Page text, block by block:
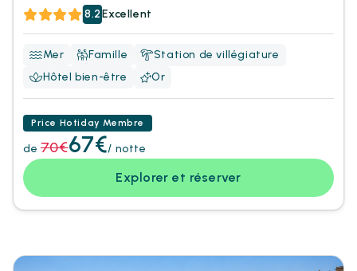
8.2Excellent
Mer Famille
Station de villégiature
Hôtel bien-être
Or
Price Hotiday Membre
de 70€67€/ notte
Explorer et réserver